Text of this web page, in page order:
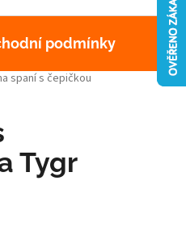
podmínky
spaní s čepičkou
Tygr